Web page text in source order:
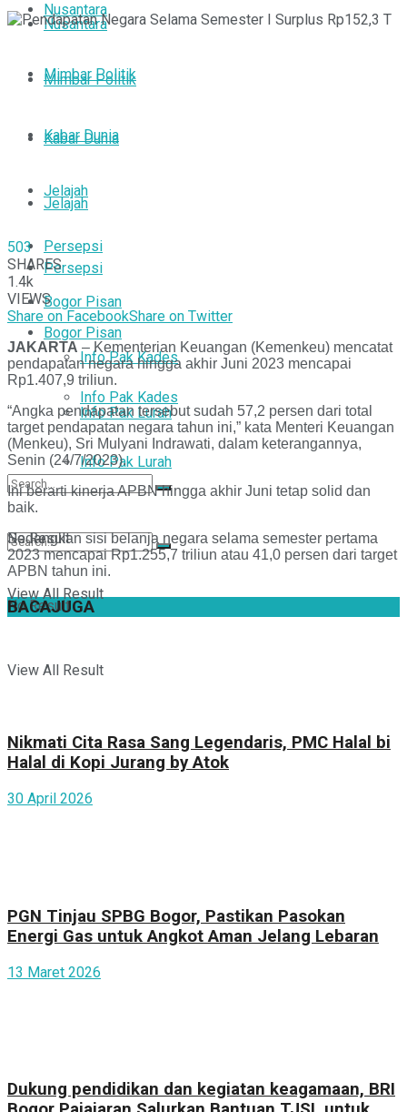
Nusantara
Mimbar Politik
Kabar Dunia
Jelajah
Persepsi
Bogor Pisan
Info Pak Kades
Info Pak Lurah
No Result
View All Result
Nusantara
Mimbar Politik
Kabar Dunia
Jelajah
Persepsi
Bogor Pisan
Info Pak Kades
Info Pak Lurah
No Result
View All Result
503
SHARES
1.4k
VIEWS
Share on FacebookShare on Twitter
JAKARTA – Kementerian Keuangan (Kemenkeu) mencatat
pendapatan negara hingga akhir Juni 2023 mencapai
Rp1.407,9 triliun.
“Angka pendapatan tersebut sudah 57,2 persen dari total
target pendapatan negara tahun ini,” kata Menteri Keuangan
(Menkeu), Sri Mulyani Indrawati, dalam keterangannya,
Senin (24/7/2023).
Ini berarti kinerja APBN hingga akhir Juni tetap solid dan
baik.
Sedangkan sisi belanja negara selama semester pertama
2023 mencapai Rp1.255,7 triliun atau 41,0 persen dari target
APBN tahun ini.
BACAJUGA
Nikmati Cita Rasa Sang Legendaris, PMC Halal bi
Halal di Kopi Jurang by Atok
30 April 2026
PGN Tinjau SPBG Bogor, Pastikan Pasokan
Energi Gas untuk Angkot Aman Jelang Lebaran
13 Maret 2026
Dukung pendidikan dan kegiatan keagamaan, BRI